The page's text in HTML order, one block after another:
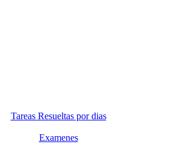
Tareas Resueltas por dias
Examenes